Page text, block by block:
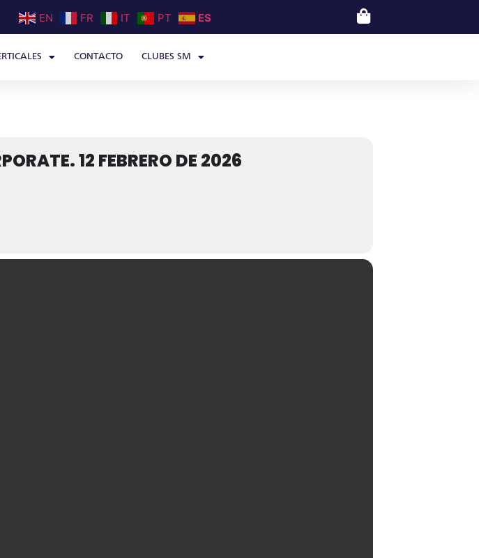
EN FR IT PT ES
CONTACTO CLUBES SM
12 FEBRERO DE 2026